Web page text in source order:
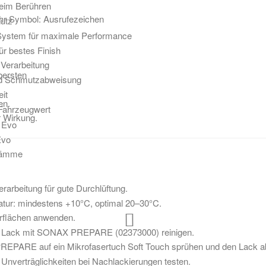
Berühren
für maximale Performance
bestes Finish
Schmutzabweisung
für gute Durchlüftung.
mindestens +10°C, optimal 20–30°C.
anwenden.
mit SONAX PREPARE (02373000) reinigen.
auf ein Mikrofasertuch Soft Touch sprühen und den Lack
bei Nachlackierungen testen.